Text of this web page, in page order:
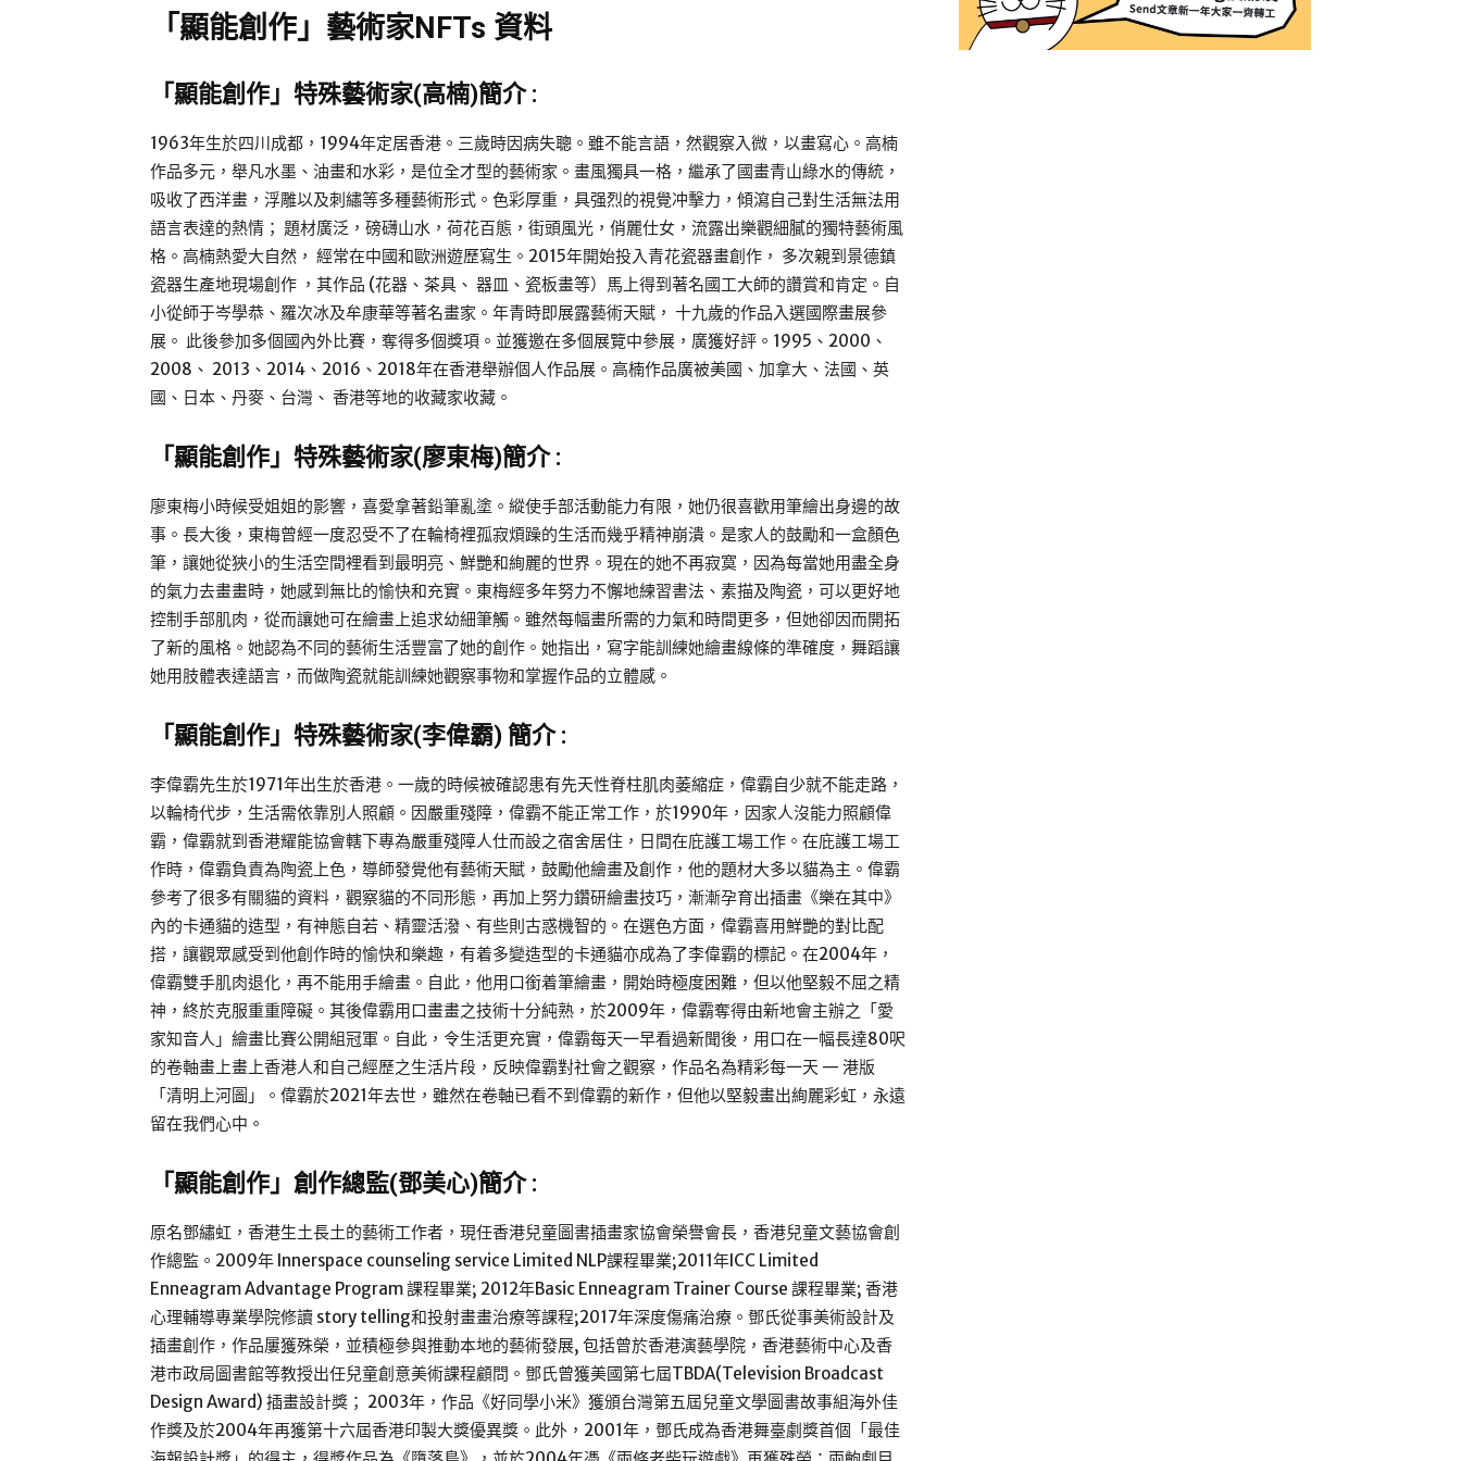
「顯能創作」藝術家NFTs 資料
「顯能創作」特殊藝術家(高楠)簡介:
1963年生於四川成都，1994年定居香港。三歲時因病失聰。雖不能言語，然觀察入微，以畫寫心。高楠
作品多元，舉凡水墨、油畫和水彩，是位全才型的藝術家。畫風獨具一格，繼承了國畫青山綠水的傳統，
吸收了西洋畫，浮雕以及刺繡等多種藝術形式。色彩厚重，具强烈的視覺冲擊力，傾瀉自己對生活無法用
語言表達的熱情； 題材廣泛，磅礴山水，荷花百態，街頭風光，俏麗仕女，流露出樂觀細膩的獨特藝術風
格。高楠熱愛大自然， 經常在中國和歐洲遊歷寫生。2015年開始投入青花瓷器畫創作， 多次親到景德鎮
瓷器生產地現場創作 ，其作品 (花器、茶具、 器皿、瓷板畫等）馬上得到著名國工大師的讚賞和肯定。自
小從師于岑學恭、羅次冰及牟康華等著名畫家。年青時即展露藝術天賦， 十九歲的作品入選國際畫展參
展。 此後參加多個國內外比賽，奪得多個獎項。並獲邀在多個展覽中參展，廣獲好評。1995、2000、
2008、 2013、2014、2016、2018年在香港舉辦個人作品展。高楠作品廣被美國、加拿大、法國、英
國、日本、丹麥、台灣、 香港等地的收藏家收藏。
「顯能創作」特殊藝術家(廖東梅)簡介:
廖東梅小時候受姐姐的影響，喜愛拿著鉛筆亂塗。縱使手部活動能力有限，她仍很喜歡用筆繪出身邊的故
事。長大後，東梅曾經一度忍受不了在輪椅裡孤寂煩躁的生活而幾乎精神崩潰。是家人的鼓勵和一盒顏色
筆，讓她從狹小的生活空間裡看到最明亮、鮮艷和絢麗的世界。現在的她不再寂寞，因為每當她用盡全身
的氣力去畫畫時，她感到無比的愉快和充實。東梅經多年努力不懈地練習書法、素描及陶瓷，可以更好地
控制手部肌肉，從而讓她可在繪畫上追求幼細筆觸。雖然每幅畫所需的力氣和時間更多，但她卻因而開拓
了新的風格。她認為不同的藝術生活豐富了她的創作。她指出，寫字能訓練她繪畫線條的準確度，舞蹈讓
她用肢體表達語言，而做陶瓷就能訓練她觀察事物和掌握作品的立體感。
「顯能創作」特殊藝術家(李偉霸) 簡介:
李偉霸先生於1971年出生於香港。一歲的時候被確認患有先天性脊柱肌肉萎縮症，偉霸自少就不能走路，
以輪椅代步，生活需依靠別人照顧。因嚴重殘障，偉霸不能正常工作，於1990年，因家人沒能力照顧偉
霸，偉霸就到香港耀能協會轄下專為嚴重殘障人仕而設之宿舍居住，日間在庇護工場工作。在庇護工場工
作時，偉霸負責為陶瓷上色，導師發覺他有藝術天賦，鼓勵他繪畫及創作，他的題材大多以貓為主。偉霸
參考了很多有關貓的資料，觀察貓的不同形態，再加上努力鑽研繪畫技巧，漸漸孕育出插畫《樂在其中》
內的卡通貓的造型，有神態自若、精靈活潑、有些則古惑機智的。在選色方面，偉霸喜用鮮艷的對比配
搭，讓觀眾感受到他創作時的愉快和樂趣，有着多變造型的卡通貓亦成為了李偉霸的標記。在2004年，
偉霸雙手肌肉退化，再不能用手繪畫。自此，他用口銜着筆繪畫，開始時極度困難，但以他堅毅不屈之精
神，終於克服重重障礙。其後偉霸用口畫畫之技術十分純熟，於2009年，偉霸奪得由新地會主辦之「愛
家知音人」繪畫比賽公開組冠軍。自此，令生活更充實，偉霸每天一早看過新聞後，用口在一幅長達80呎
的卷軸畫上畫上香港人和自己經歷之生活片段，反映偉霸對社會之觀察，作品名為精彩每一天 — 港版
「清明上河圖」。偉霸於2021年去世，雖然在卷軸已看不到偉霸的新作，但他以堅毅畫出絢麗彩虹，永遠
留在我們心中。
「顯能創作」創作總監(鄧美心)簡介 :
原名鄧繡虹，香港生土長土的藝術工作者，現任香港兒童圖書插畫家協會榮譽會長，香港兒童文藝協會創
作總監。2009年 Innerspace counseling service Limited NLP課程畢業;2011年ICC Limited
Enneagram Advantage Program 課程畢業; 2012年Basic Enneagram Trainer Course 課程畢業; 香港
心理輔導專業學院修讀 story telling和投射畫畫治療等課程;2017年深度傷痛治療。鄧氏從事美術設計及
插畫創作，作品屢獲殊榮，並積極參與推動本地的藝術發展, 包括曾於香港演藝學院，香港藝術中心及香
港市政局圖書館等教授出任兒童創意美術課程顧問。鄧氏曾獲美國第七屆TBDA(Television Broadcast
Design Award) 插畫設計獎； 2003年，作品《好同學小米》獲頒台灣第五屆兒童文學圖書故事組海外佳
作獎及於2004年再獲第十六屆香港印製大獎優異獎。此外，2001年，鄧氏成為香港舞臺劇獎首個「最佳